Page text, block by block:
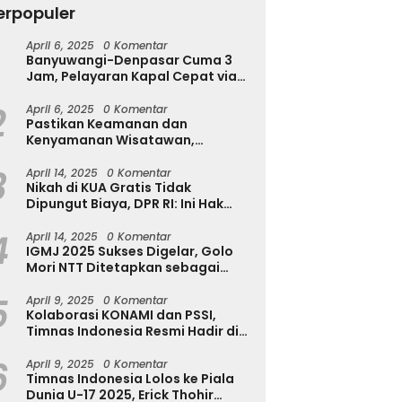
Diserang Rayap
Awalnya Sebelum
Makin Parah
Tekan Kecanduan Gadget,
3S untuk Pelajar
April 6, 2025 0 Komentar
Banyuwangi-Denpasar Cuma 3
Jam, Pelayaran Kapal Cepat via
Denpasar Segera Dibuka
April 6, 2025 0 Komentar
Pastikan Keamanan dan
Kenyamanan Wisatawan,
Tinjau Destinasi Wisata
April 14, 2025 0 Komentar
Nikah di KUA Gratis Tidak
Dipungut Biaya, DPR RI: Ini Hak
April 14, 2025 0 Komentar
IGMJ 2025 Sukses Digelar, Golo
Mori NTT Ditetapkan sebagai
April 9, 2025 0 Komentar
Kolaborasi KONAMI dan PSSI,
Timnas Indonesia Resmi Hadir di
April 9, 2025 0 Komentar
Timnas Indonesia Lolos ke Piala
Dunia U-17 2025, Erick Thohir